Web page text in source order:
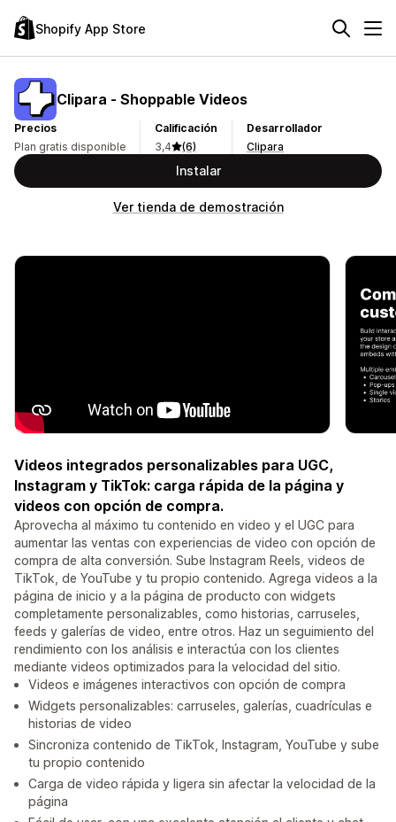
Shopify App Store
Clipara ‑ Shoppable Videos
Precios
Plan gratis disponible
Calificación
3,4
(6)
Desarrollador
Clipara
Instalar
Ver tienda de demostración
Videos integrados personalizables para UGC,
Instagram y TikTok: carga rápida de la página y
videos con opción de compra.
Aprovecha al máximo tu contenido en video y el UGC para
aumentar las ventas con experiencias de video con opción de
compra de alta conversión. Sube Instagram Reels, videos de
TikTok, de YouTube y tu propio contenido. Agrega videos a la
página de inicio y a la página de producto con widgets
completamente personalizables, como historias, carruseles,
feeds y galerías de video, entre otros. Haz un seguimiento del
rendimiento con los análisis e interactúa con los clientes
mediante videos optimizados para la velocidad del sitio.
Videos e imágenes interactivos con opción de compra
Widgets personalizables: carruseles, galerías, cuadrículas e
historias de video
Sincroniza contenido de TikTok, Instagram, YouTube y sube
tu propio contenido
Carga de video rápida y ligera sin afectar la velocidad de la
página